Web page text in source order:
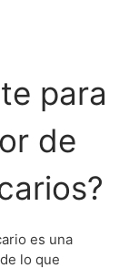
para
de
es una
lo que